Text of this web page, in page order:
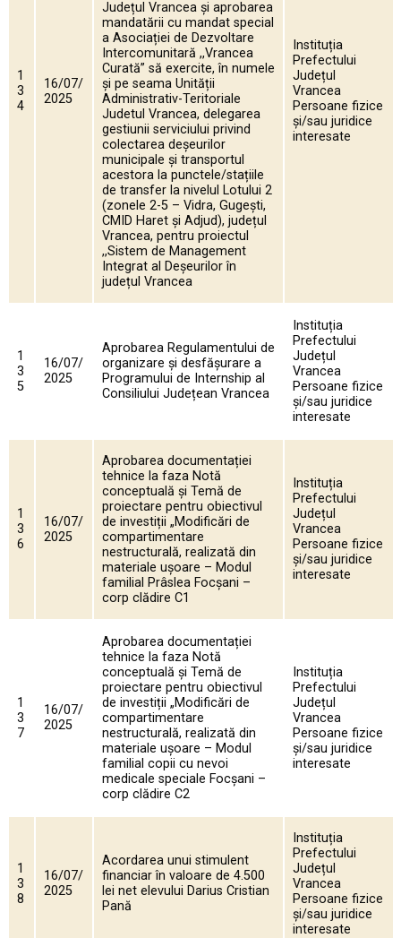
1
3
4
16/07/
2025
Județul Vrancea și aprobarea
mandatării cu mandat special
a Asociației de Dezvoltare
Intercomunitară ,,Vrancea
Curată” să exercite, în numele
și pe seama Unității
Administrativ-Teritoriale
Judetul Vrancea, delegarea
gestiunii serviciului privind
colectarea deșeurilor
municipale și transportul
acestora la punctele/stațiile
de transfer la nivelul Lotului 2
(zonele 2-5 – Vidra, Gugești,
CMID Haret și Adjud), județul
Vrancea, pentru proiectul
,,Sistem de Management
Integrat al Deșeurilor în
județul Vrancea
Instituția
Prefectului
Județul
Vrancea
Persoane fizice
și/sau juridice
interesate
1
3
5
16/07/
2025
Aprobarea Regulamentului de
organizare și desfășurare a
Programului de Internship al
Consiliului Județean Vrancea
Instituția
Prefectului
Județul
Vrancea
Persoane fizice
și/sau juridice
interesate
1
3
6
16/07/
2025
Aprobarea documentației
tehnice la faza Notă
conceptuală și Temă de
proiectare pentru obiectivul
de investiții „Modificări de
compartimentare
nestructurală, realizată din
materiale ușoare – Modul
familial Prâslea Focșani –
corp clădire C1
Instituția
Prefectului
Județul
Vrancea
Persoane fizice
și/sau juridice
interesate
1
3
7
16/07/
2025
Aprobarea documentației
tehnice la faza Notă
conceptuală și Temă de
proiectare pentru obiectivul
de investiții „Modificări de
compartimentare
nestructurală, realizată din
materiale ușoare – Modul
familial copii cu nevoi
medicale speciale Focșani –
corp clădire C2
Instituția
Prefectului
Județul
Vrancea
Persoane fizice
și/sau juridice
interesate
1
3
8
16/07/
2025
Acordarea unui stimulent
financiar în valoare de 4.500
lei net elevului Darius Cristian
Pană
Instituția
Prefectului
Județul
Vrancea
Persoane fizice
și/sau juridice
interesate